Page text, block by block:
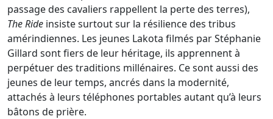
passage des cavaliers rappellent la perte des terres),
The Ride insiste surtout sur la résilience des tribus
amérindiennes. Les jeunes Lakota filmés par Stéphanie
Gillard sont fiers de leur héritage, ils apprennent à
perpétuer des traditions millénaires. Ce sont aussi des
jeunes de leur temps, ancrés dans la modernité,
attachés à leurs téléphones portables autant qu’à leurs
bâtons de prière.